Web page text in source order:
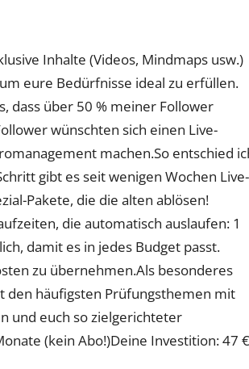
Inhalte (Videos, Mindmaps usw.)
eure Bedürfnisse ideal zu erfüllen.
dass über 50 % meiner Follower
wünschten sich einen Live-
machen.So entschied
gibt es seit wenigen Wochen Live-
Pakete, die die alten ablösen!
die automatisch auslaufen: 1
damit es in jedes Budget passt.
zu übernehmen.Als besonderes
den häufigsten Prüfungsthemen mit
und euch so zielgerichteter
(kein Abo!)Deine Investition: 47